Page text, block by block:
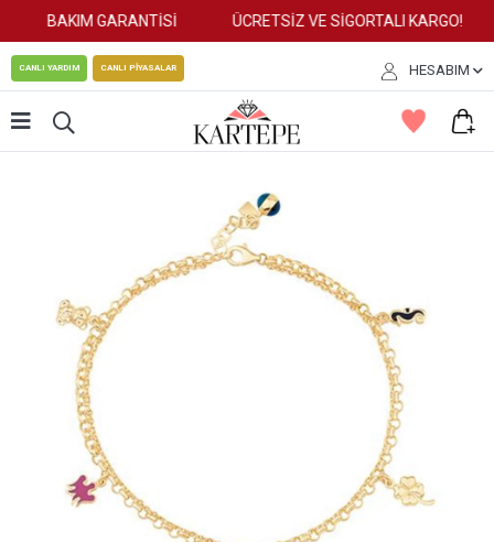
BAKIM GARANTİSİ ÜCRETSİZ VE SİGORTALI KARGO!
CANLI YARDIM CANLI PİYASALAR HESABIM